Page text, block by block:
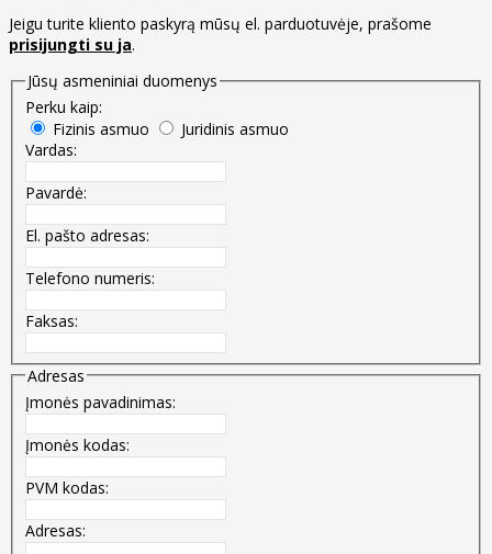
Jeigu turite kliento paskyrą mūsų el. parduotuvėje, prašome
prisijungti su ja.
Jūsų asmeniniai duomenys
Perku kaip:
Fizinis asmuo
Juridinis asmuo
Vardas:
Pavardė:
El. pašto adresas:
Telefono numeris:
Faksas:
Adresas
Įmonės pavadinimas:
Įmonės kodas:
PVM kodas:
Adresas: